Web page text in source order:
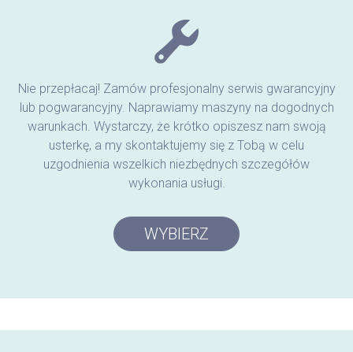
Nie przepłacaj! Zamów profesjonalny serwis gwarancyjny
lub pogwarancyjny. Naprawiamy maszyny na dogodnych
warunkach. Wystarczy, że krótko opiszesz nam swoją
usterkę, a my skontaktujemy się z Tobą w celu
uzgodnienia wszelkich niezbędnych szczegółów
wykonania usługi.
WYBIERZ